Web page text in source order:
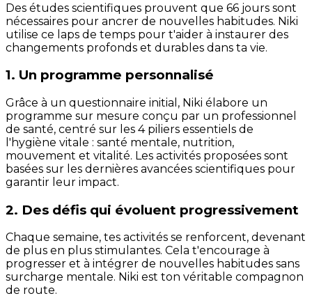
Des études scientifiques prouvent que 66 jours sont
nécessaires pour ancrer de nouvelles habitudes. Niki
utilise ce laps de temps pour t'aider à instaurer des
changements profonds et durables dans ta vie.
1. Un programme personnalisé
Grâce à un questionnaire initial, Niki élabore un
programme sur mesure conçu par un professionnel
de santé, centré sur les 4 piliers essentiels de
l'hygiène vitale : santé mentale, nutrition,
mouvement et vitalité. Les activités proposées sont
basées sur les dernières avancées scientifiques pour
garantir leur impact.
2. Des défis qui évoluent progressivement
Chaque semaine, tes activités se renforcent, devenant
de plus en plus stimulantes. Cela t'encourage à
progresser et à intégrer de nouvelles habitudes sans
surcharge mentale. Niki est ton véritable compagnon
de route.